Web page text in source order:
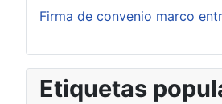
Firma de convenio marco
Etiquetas